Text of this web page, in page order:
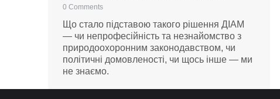
0 Comments
Що стало підставою такого рішення ДІАМ
— чи непрофесійність та незнайомство з
природоохоронним законодавством, чи
політичні домовленості, чи щось інше — ми
не знаємо.